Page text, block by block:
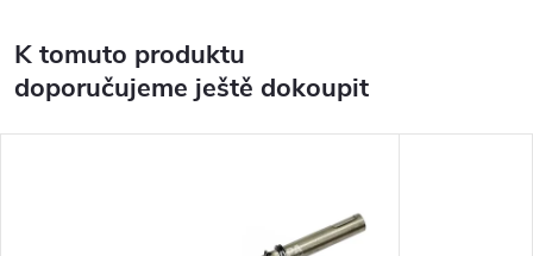
K tomuto produktu
doporučujeme ještě dokoupit